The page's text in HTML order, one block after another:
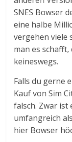
SNES Bowser
eine halbe
vergehen viele
man es
keineswegs.
Falls du gerne
Kauf von Sim
falsch. Zwar ist
umfangreich
hier Bowser